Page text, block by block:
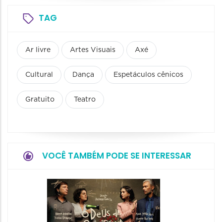
TAG
Ar livre Artes Visuais Axé
Cultural Dança Espetáculos cênicos
Gratuito Teatro
VOCÊ TAMBÉM PODE SE INTERESSAR